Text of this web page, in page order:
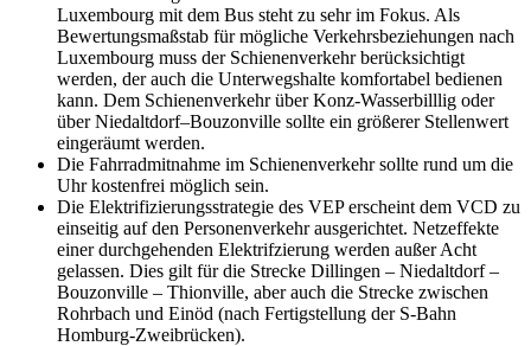
Luxembourg mit dem Bus steht zu sehr im Fokus. Als
Bewertungsmaßstab für mögliche Verkehrsbeziehungen nach
Luxembourg muss der Schienenverkehr berücksichtigt
werden, der auch die Unterwegshalte komfortabel bedienen
kann. Dem Schienenverkehr über Konz-Wasserbilllig oder
über Niedaltdorf–Bouzonville sollte ein größerer Stellenwert
eingeräumt werden.
Die Fahrradmitnahme im Schienenverkehr sollte rund um die
Uhr kostenfrei möglich sein.
Die Elektrifizierungsstrategie des VEP erscheint dem VCD zu
einseitig auf den Personenverkehr ausgerichtet. Netzeffekte
einer durchgehenden Elektrifzierung werden außer Acht
gelassen. Dies gilt für die Strecke Dillingen – Niedaltdorf –
Bouzonville – Thionville, aber auch die Strecke zwischen
Rohrbach und Einöd (nach Fertigstellung der S-Bahn
Homburg-Zweibrücken).